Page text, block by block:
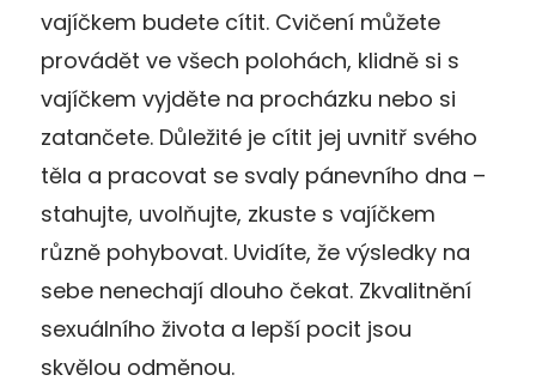
vajíčkem budete cítit. Cvičení můžete
provádět ve všech polohách, klidně si s
vajíčkem vyjděte na procházku nebo si
zatančete. Důležité je cítit jej uvnitř svého
těla a pracovat se svaly pánevního dna –
stahujte, uvolňujte, zkuste s vajíčkem
různě pohybovat. Uvidíte, že výsledky na
sebe nenechají dlouho čekat. Zkvalitnění
sexuálního života a lepší pocit jsou
skvělou odměnou.